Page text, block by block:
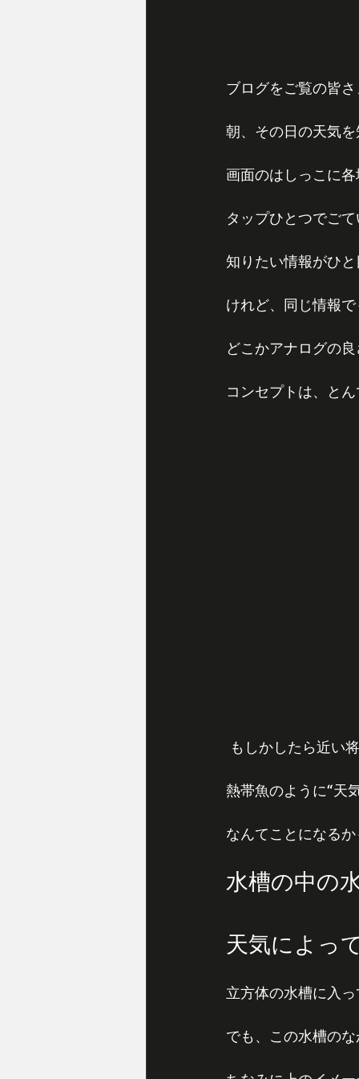
ブログをご覧の皆さ
朝、その日の天気を
画面のはしっこに
タップひとつでご
知りたい情報がひと
けれど、同じ情報で
どこかアナログの
コンセプトは、と
もしかしたら近い将
熱帯魚のように“天
なんてことになるか
水槽の中の
天気によっ
立方体の水槽に入
でも、この水槽の